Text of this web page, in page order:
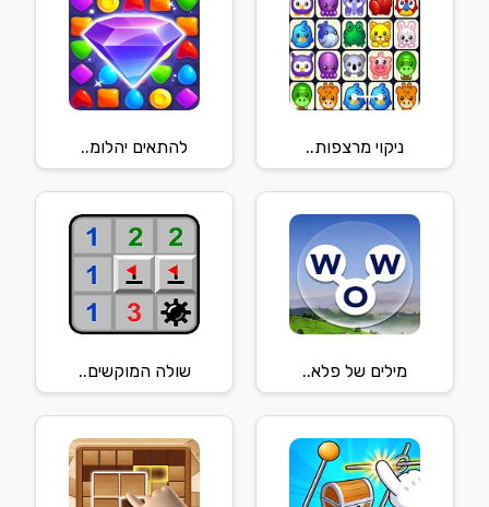
ניקוי מרצפות.. להתאים יהלומ..
מילים של פלא.. שולה המוקשים..